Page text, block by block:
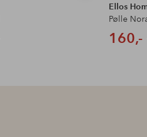
Ellos
Pølle
160,-